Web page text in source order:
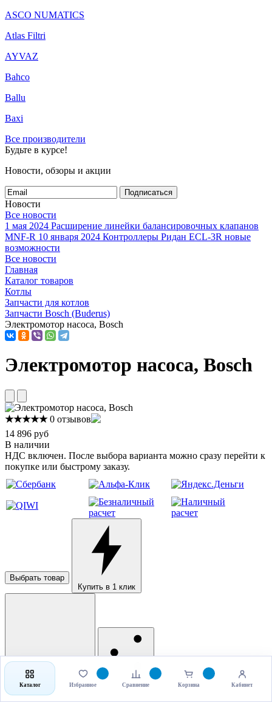
ASCO NUMATICS
Atlas Filtri
AYVAZ
Bahco
Ballu
Baxi
Все производители
Будьте в курсе!
Новости, обзоры и акции
Подписаться
Новости
Все новости
1 мая 2024 Расширение линейки балансировочных клапанов
MNF-R 10 января 2024 Контроллеры Ридан ECL-3R новые
возможности
Все новости
Главная
Каталог товаров
Котлы
Запчасти для котлов
Запчасти Bosch (Buderus)
Электромотор насоса, Bosch
Электромотор насоса, Bosch
★★★★★ 0 отзывов
14 896 руб
В наличии
НДС включен. После выбора варианта можно сразу перейти к
покупке или быстрому заказу.
Выбрать товар
Купить в 1 клик
Рассчитать доставку Поделиться
Каталог Избранное Сравнение Корзина Кабинет